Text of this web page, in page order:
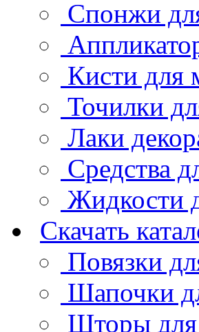
Спонжи
Кисти для
Точилки
Лаки
Средства
Жидкости
Скачать
Повязки
Шапочки
Шторы для